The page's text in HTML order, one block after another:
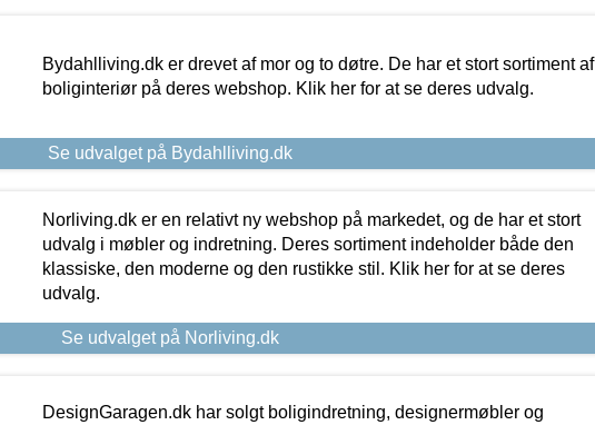
Bydahlliving.dk er drevet af mor og to døtre. De har et stort sortiment af
boliginteriør på deres webshop. Klik her for at se deres udvalg.
Se udvalget på Bydahlliving.dk
Norliving.dk er en relativt ny webshop på markedet, og de har et stort
udvalg i møbler og indretning. Deres sortiment indeholder både den
klassiske, den moderne og den rustikke stil. Klik her for at se deres
udvalg.
Se udvalget på Norliving.dk
DesignGaragen.dk har solgt boligindretning, designermøbler og